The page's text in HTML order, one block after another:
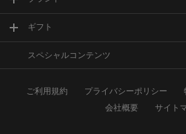
ギフト
スペシャルコンテンツ
ご利用規約 プライバシーポリシー
会社概要
サイト